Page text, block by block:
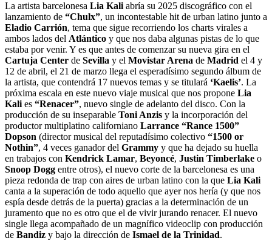
La artista barcelonesa Lia Kali abría su 2025 discográfico con el
lanzamiento de “Chulx”, un incontestable hit de urban latino junto a
Eladio Carrión, tema que sigue recorriendo los charts virales a
ambos lados del Atlántico y que nos daba algunas pistas de lo que
estaba por venir. Y es que antes de comenzar su nueva gira en el
Cartuja Center de Sevilla y el Movistar Arena de Madrid el 4 y
12 de abril, el 21 de marzo llega el esperadísimo segundo álbum de
la artista, que contendrá 17 nuevos temas y se titulará ‘Kaelis’. La
próxima escala en este nuevo viaje musical que nos propone Lia
Kali es “Renacer”, nuevo single de adelanto del disco. Con la
producción de su inseparable Toni Anzis y la incorporación del
productor multiplatino californiano Larrance “Rance 1500”
Dopson (director musical del reputadísimo colectivo “1500 or
Nothin”, 4 veces ganador del Grammy y que ha dejado su huella
en trabajos con Kendrick Lamar, Beyoncé, Justin Timberlake o
Snoop Dogg entre otros), el nuevo corte de la barcelonesa es una
pieza redonda de trap con aires de urban latino con la que Lia Kali
canta a la superación de todo aquello que ayer nos hería (y que nos
espía desde detrás de la puerta) gracias a la determinación de un
juramento que no es otro que el de vivir jurando renacer. El nuevo
single llega acompañado de un magnífico videoclip con producción
de Bandiz y bajo la dirección de Ismael de la Trinidad.